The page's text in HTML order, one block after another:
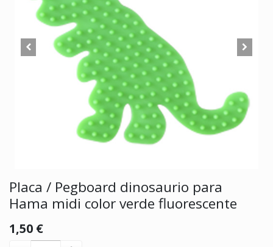
Placa / Pegboard dinosaurio para
Hama midi color verde fluorescente
1,50 €